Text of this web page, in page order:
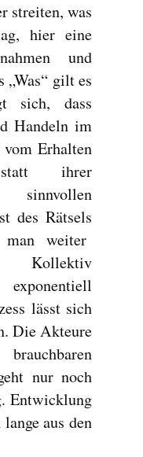
streiten, was
hier eine
und
„Was“ gilt es
sich, dass
Handeln im
Erhalten
ihrer
des Rätsels
weiter
Kollektiv
lässt sich
Die Akteure
nur noch
Entwicklung
aus den